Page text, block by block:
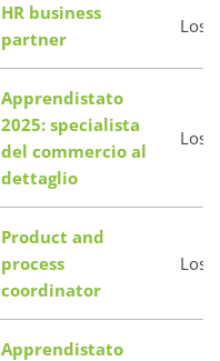
HR business
partner
Apprendistato
2025: specialista
del commercio al
dettaglio
Product and
process
coordinator
Apprendistato